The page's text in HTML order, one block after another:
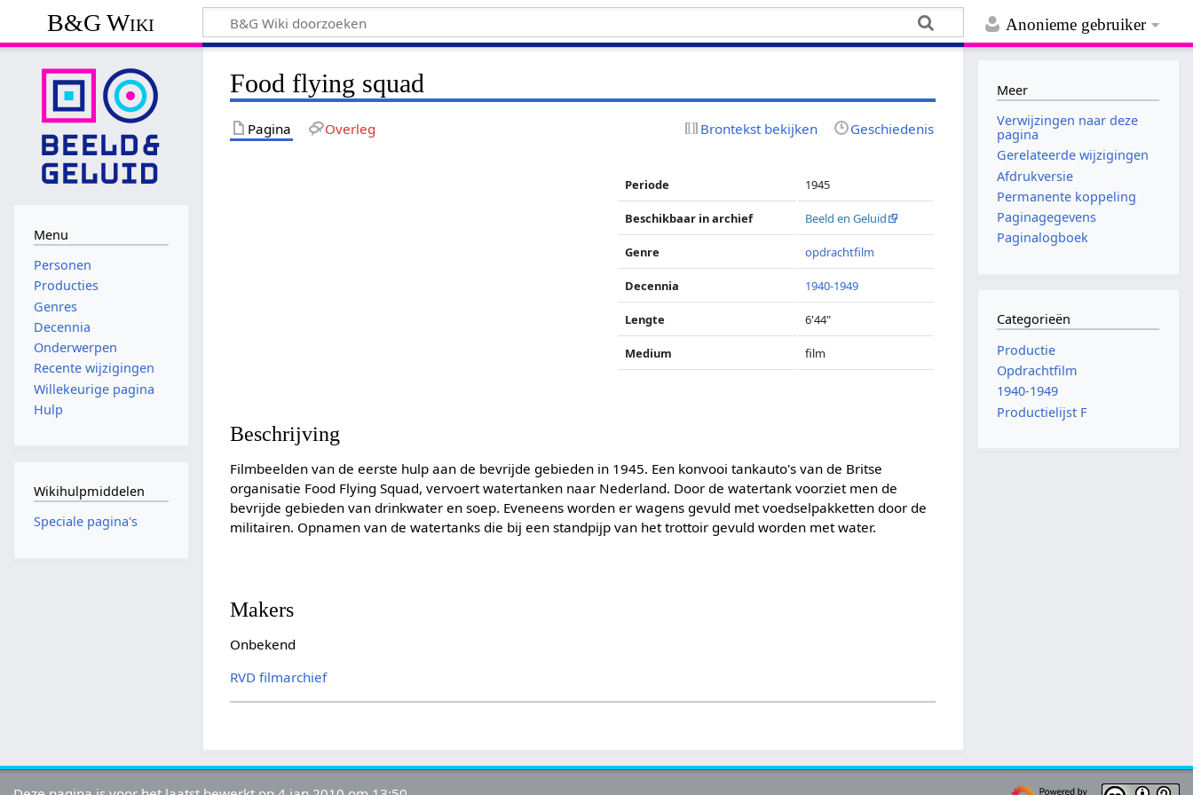
Anonieme gebruiker
B&G Wiki
Food flying squad
Pagina Overleg Brontekst bekijken Geschiedenis
Periode 1945
Beschikbaar in archief Beeld en Geluid
Genre opdrachtfilm
Decennia 1940-1949
Lengte 6'44"
Medium film
Beschrijving
Filmbeelden van de eerste hulp aan de bevrijde gebieden in 1945. Een konvooi tankauto's van de Britse
organisatie Food Flying Squad, vervoert watertanken naar Nederland. Door de watertank voorziet men de
bevrijde gebieden van drinkwater en soep. Eveneens worden er wagens gevuld met voedselpakketten door de
militairen. Opnamen van de watertanks die bij een standpijp van het trottoir gevuld worden met water.
Makers
Onbekend
RVD filmarchief
Menu
Personen
Producties
Genres
Decennia
Onderwerpen
Recente wijzigingen
Willekeurige pagina
Hulp
Wikihulpmiddelen
Speciale pagina's
Meer
Verwijzingen naar deze
pagina
Gerelateerde wijzigingen
Afdrukversie
Permanente koppeling
Paginagegevens
Paginalogboek
Categorieën
Productie
Opdrachtfilm
1940-1949
Productielijst F